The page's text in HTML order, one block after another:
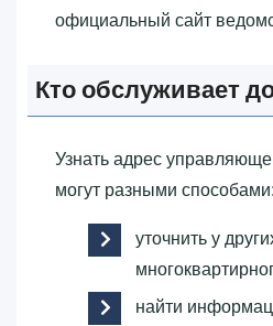
официальный сайт
Кто обслуживает
Узнать адрес
могут разными способами:
уточнить у
найти